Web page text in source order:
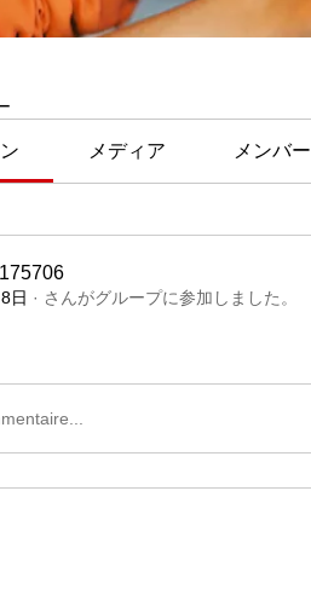
メディア メンバー
日 · さんがグループに参加しました。